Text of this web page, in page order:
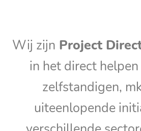
Wij zijn Project
in het direct
zelfstandigen,
uiteenlopende